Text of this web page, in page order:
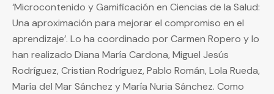
‘Microcontenido y Gamificación en Ciencias de la Salud:
Una aproximación para mejorar el compromiso en el
aprendizaje’. Lo ha coordinado por Carmen Ropero y lo
han realizado Diana María Cardona, Miguel Jesús
Rodríguez, Cristian Rodríguez, Pablo Román, Lola Rueda,
María del Mar Sánchez y María Nuria Sánchez. Como